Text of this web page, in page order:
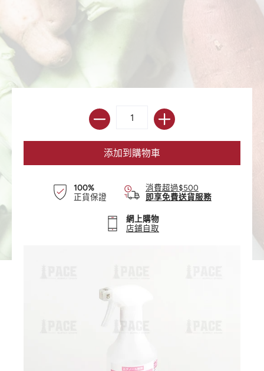
100%
正貨保證
消費超過$500
即享免費送貨服務
網上購物
店鋪自取